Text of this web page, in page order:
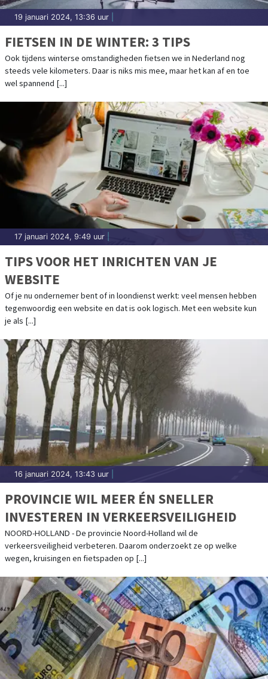
19 januari 2024, 13:36 uur
FIETSEN IN DE WINTER: 3 TIPS
Ook tijdens winterse omstandigheden fietsen we in Nederland nog
steeds vele kilometers. Daar is niks mis mee, maar het kan af en toe
wel spannend [...]
17 januari 2024, 9:49 uur
TIPS VOOR HET INRICHTEN VAN JE
WEBSITE
Of je nu ondernemer bent of in loondienst werkt: veel mensen hebben
tegenwoordig een website en dat is ook logisch. Met een website kun
je als [...]
16 januari 2024, 13:43 uur
PROVINCIE WIL MEER ÉN SNELLER
INVESTEREN IN VERKEERSVEILIGHEID
NOORD-HOLLAND - De provincie Noord-Holland wil de
verkeersveiligheid verbeteren. Daarom onderzoekt ze op welke
wegen, kruisingen en fietspaden op [...]